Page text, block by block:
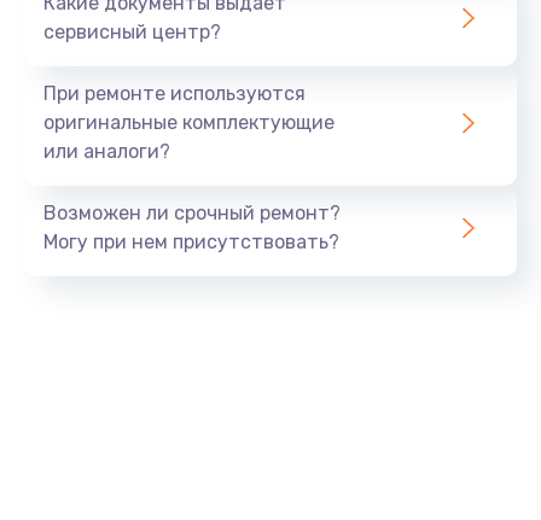
сервисный центр?
При ремонте используются
оригинальные комплектующие
или аналоги?
Возможен ли срочный ремонт?
Могу при нем присутствовать?